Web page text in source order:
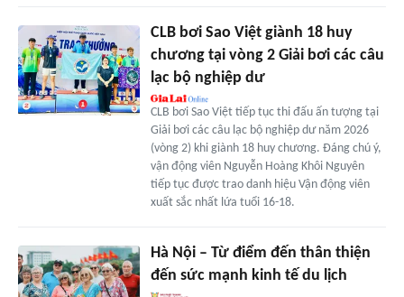
CLB bơi Sao Việt giành 18 huy
chương tại vòng 2 Giải bơi các câu
lạc bộ nghiệp dư
CLB bơi Sao Việt tiếp tục thi đấu ấn tượng tại
Giải bơi các câu lạc bộ nghiệp dư năm 2026
(vòng 2) khi giành 18 huy chương. Đáng chú ý,
vận động viên Nguyễn Hoàng Khôi Nguyên
tiếp tục được trao danh hiệu Vận động viên
xuất sắc nhất lứa tuổi 16-18.
Hà Nội – Từ điểm đến thân thiện
đến sức mạnh kinh tế du lịch